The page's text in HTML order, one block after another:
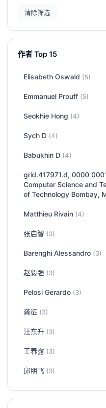
清除筛选
作者 Top 15
Elisabeth Oswald (5)
Emmanuel Prouff (5)
Seokhie Hong (4)
Sych D (4)
Babukhin D (4)
grid.417971.d, 0000
Computer Science and
of Technology Bombay,
Matthieu Rivain (4)
张启智 (3)
Barenghi Alessandro (3)
赵毅强 (3)
Pelosi Gerardo (3)
龚征 (3)
汪东升 (3)
王春露 (3)
邱朋飞 (3)